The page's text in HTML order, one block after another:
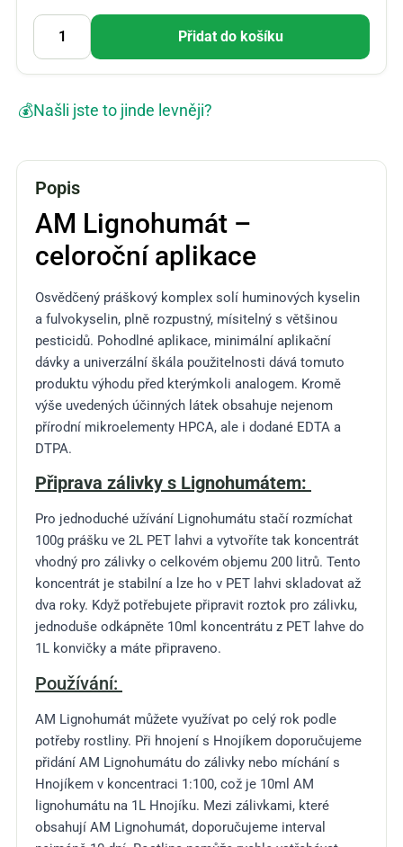
Přidat do košíku
💰Našli jste to jinde levněji?
Popis
AM Lignohumát –
celoroční aplikace
Osvědčený práškový komplex solí huminových kyselin
a fulvokyselin, plně rozpustný, mísitelný s většinou
pesticidů. Pohodlné aplikace, minimální aplikační
dávky a univerzální škála použitelnosti dává tomuto
produktu výhodu před kterýmkoli analogem. Kromě
výše uvedených účinných látek obsahuje nejenom
přírodní mikroelementy HPCA, ale i dodané EDTA a
DTPA.
Připrava zálivky s Lignohumátem:
Pro jednoduché užívání Lignohumátu stačí rozmíchat
100g prášku ve 2L PET lahvi a vytvoříte tak koncentrát
vhodný pro zálivky o celkovém objemu 200 litrů. Tento
koncentrát je stabilní a lze ho v PET lahvi skladovat až
dva roky. Když potřebujete připravit roztok pro zálivku,
jednoduše odkápněte 10ml koncentrátu z PET lahve do
1L konvičky a máte připraveno.
Používání:
AM Lignohumát můžete využívat po celý rok podle
potřeby rostliny. Při hnojení s Hnojíkem doporučujeme
přidání AM Lignohumátu do zálivky nebo míchání s
Hnojíkem v koncentraci 1:100, což je 10ml AM
lignohumátu na 1L Hnojíku. Mezi zálivkami, které
obsahují AM Lignohumát, doporučujeme interval